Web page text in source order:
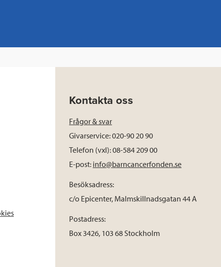
Kontakta oss
Frågor & svar
Givarservice: 020-90 20 90
Telefon (vxl): 08-584 209 00
E-post: info@barncancerfonden.se
Besöksadress:
c/o Epicenter, Malmskillnadsgatan 44 A
Postadress:
Box 3426, 103 68 Stockholm